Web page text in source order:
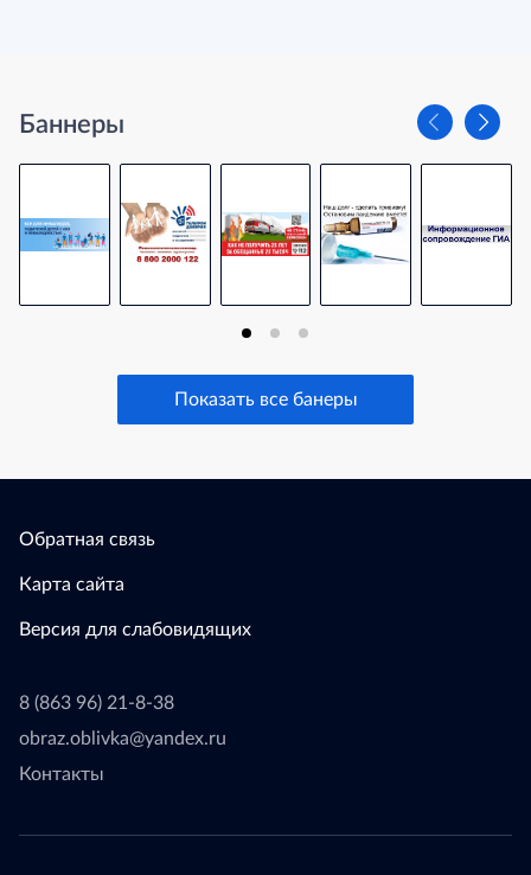
Баннеры
Показать все банеры
Обратная связь
Карта сайта
Версия для слабовидящих
8 (863 96) 21-8-38
obraz.oblivka@yandex.ru
Контакты